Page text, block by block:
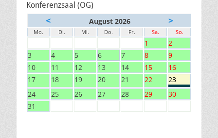
Konferenzsaal (OG)
< August 2026 >
Mo. Di. Mi. Do. Fr. Sa. So.
1
2
3
4 5 6 7 8
9
10
11 12 13 14 15
16
17
18 19 20 21 22
23
24
25 26 27 28 29
30
31